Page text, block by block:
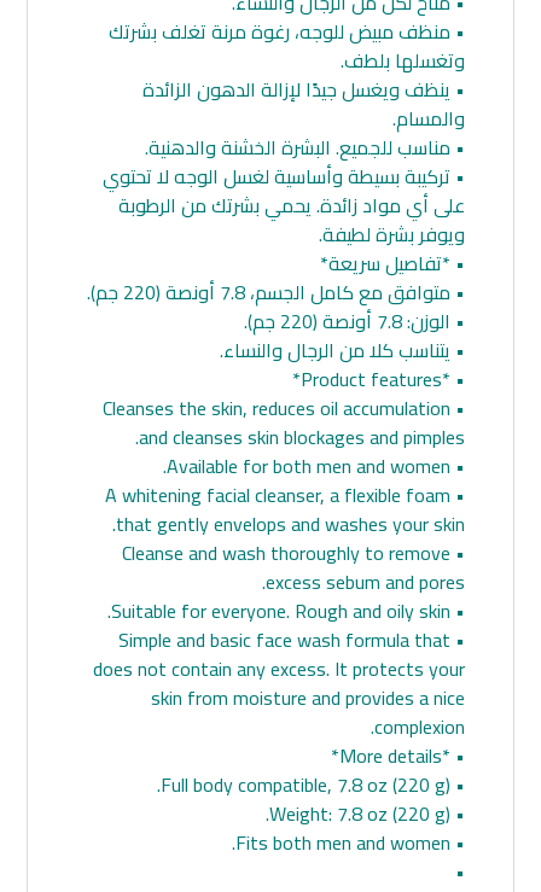
• منظف مبيض للوجه، رغوة مرنة تغلف بشرتك
وتغسلها بلطف.
• ينظف ويغسل جيدًا لإزالة الدهون الزائدة
والمسام.
• مناسب للجميع. البشرة الخشنة والدهنية.
• تركيبة بسيطة وأساسية لغسل الوجه لا تحتوي
على أي مواد زائدة. يحمي بشرتك من الرطوبة
ويوفر بشرة لطيفة.
• *تفاصيل سريعة*
• متوافق مع كامل الجسم، 7.8 أونصة (220 جم).
• الوزن: 7.8 أونصة (220 جم).
• يتناسب كلا من الرجال والنساء.
• *Product features*
• Cleanses the skin, reduces oil accumulation
and cleanses skin blockages and pimples.
• Available for both men and women.
• A whitening facial cleanser, a flexible foam
that gently envelops and washes your skin.
• Cleanse and wash thoroughly to remove
excess sebum and pores.
• Suitable for everyone. Rough and oily skin.
• Simple and basic face wash formula that
does not contain any excess. It protects your
skin from moisture and provides a nice
complexion.
• *More details*
• Full body compatible, 7.8 oz (220 g).
• Weight: 7.8 oz (220 g).
• Fits both men and women.
•